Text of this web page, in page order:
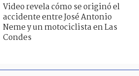
Video revela cómo se originó el
accidente entre José Antonio
Neme y un motociclista en Las
Condes